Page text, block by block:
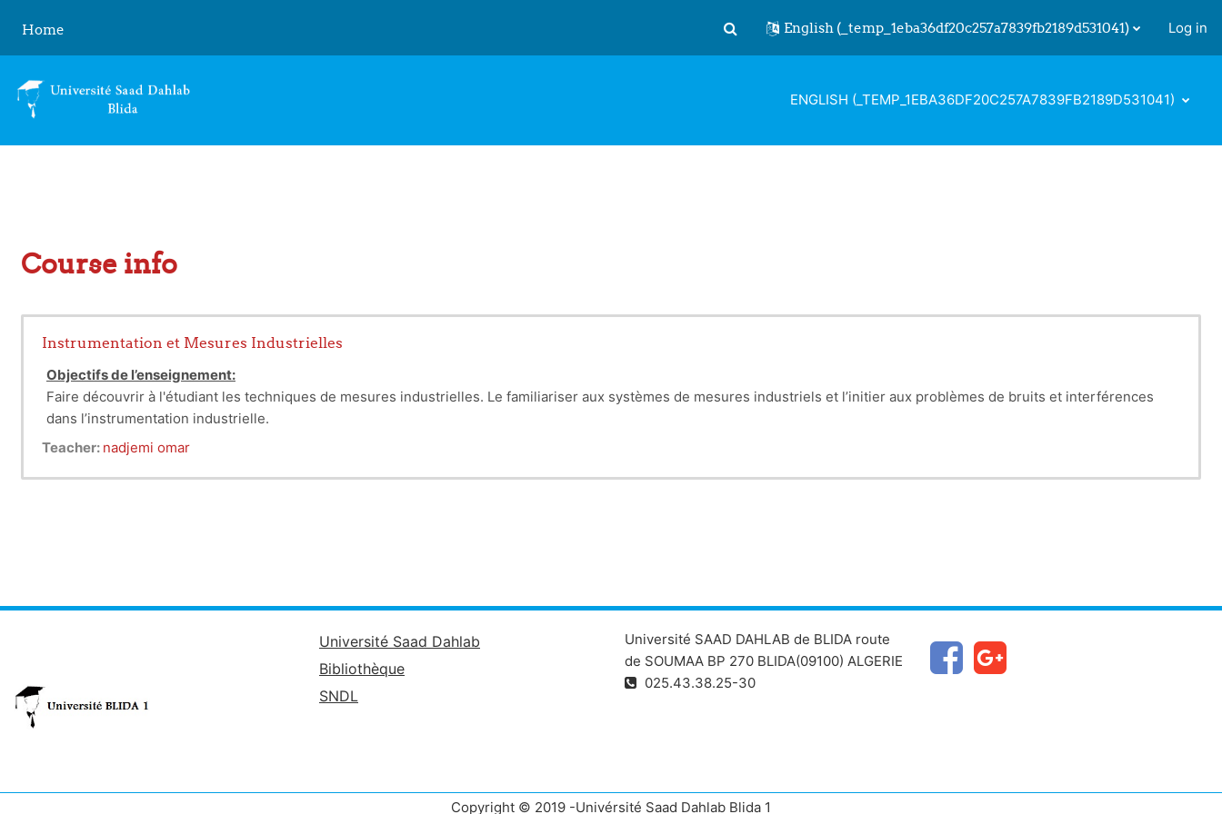
Home
Toggle search input
English ‎(_temp_1eba36df20c257a7839fb2189d531041)‎ Log in
ENGLISH ‎(_TEMP_1EBA36DF20C257A7839FB2189D531041)‎
Course info
Instrumentation et Mesures Industrielles
Objectifs de l’enseignement:
Faire découvrir à l'étudiant les techniques de mesures industrielles. Le familiariser aux systèmes de mesures industriels et l’initier aux problèmes de bruits et interférences
dans l’instrumentation industrielle.
Connaissances préalables recommandées :
Electronique d’instrumentation, capteurs, mesures électriques et électroniques.
Teacher: nadjemi omar
Université Saad Dahlab
Bibliothèque
SNDL
Université SAAD DAHLAB de BLIDA route
de SOUMAA BP 270 BLIDA(09100) ALGERIE
025.43.38.25-30
Copyright © 2019 -Univérsité Saad Dahlab Blida 1